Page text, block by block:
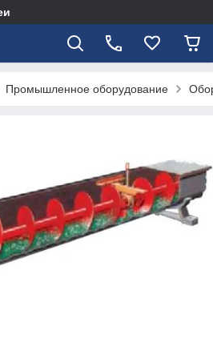
Промышленное оборудование